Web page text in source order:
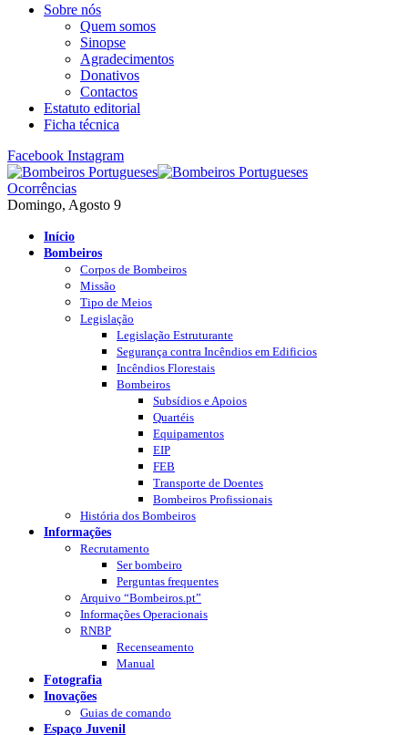
Sobre nós
Quem somos
Sinopse
Agradecimentos
Donativos
Contactos
Estatuto editorial
Ficha técnica
Facebook Instagram
Ocorrências
Domingo, Agosto 9
Início
Bombeiros
Corpos de Bombeiros
Missão
Tipo de Meios
Legislação
Legislação Estruturante
Segurança contra Incêndios em Edificios
Incêndios Florestais
Bombeiros
Subsídios e Apoios
Quartéis
Equipamentos
EIP
FEB
Transporte de Doentes
Bombeiros Profissionais
História dos Bombeiros
Informações
Recrutamento
Ser bombeiro
Perguntas frequentes
Arquivo “Bombeiros.pt”
Informações Operacionais
RNBP
Recenseamento
Manual
Fotografia
Inovações
Guias de comando
Espaço Juvenil